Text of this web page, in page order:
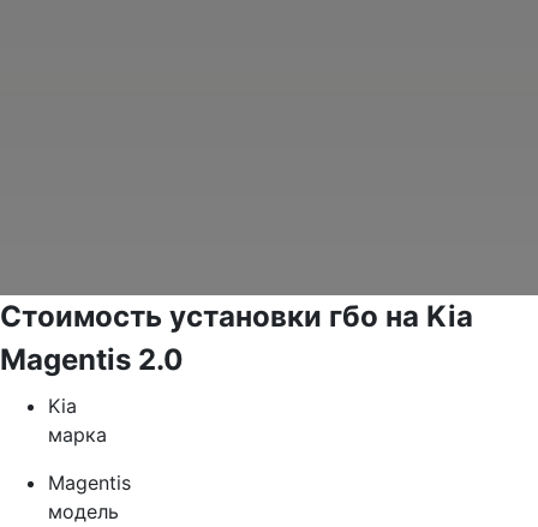
Стоимость установки гбо на Kia
Magentis 2.0
Kia
марка
Magentis
модель